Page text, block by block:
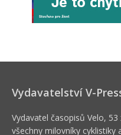
Vydavatelství V-
Vydavatel časopisů Velo,
všechny milovníky cyklistiky